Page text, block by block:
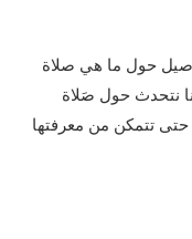
حول ما هي صلاة
نتحدث حول صَلاة
تتمكن من معرفتها